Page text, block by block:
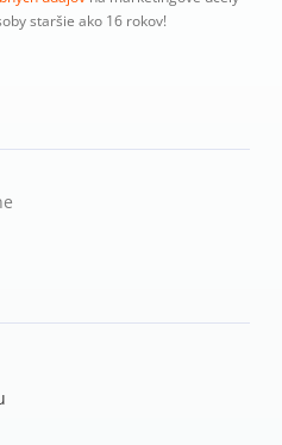
staršie ako 16 rokov!